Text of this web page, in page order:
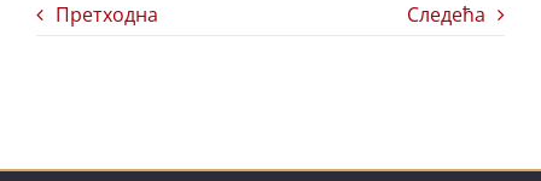
Претходна Следећа